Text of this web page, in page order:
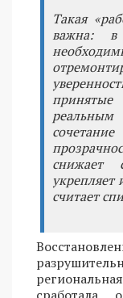
Такая
важна: в
принятые
снижает
укрепляет
считает